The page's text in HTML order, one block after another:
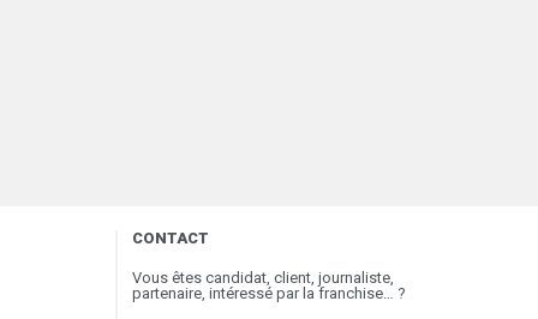
CONTACT
Vous êtes candidat, client, journaliste,
partenaire, intéressé par la franchise… ?